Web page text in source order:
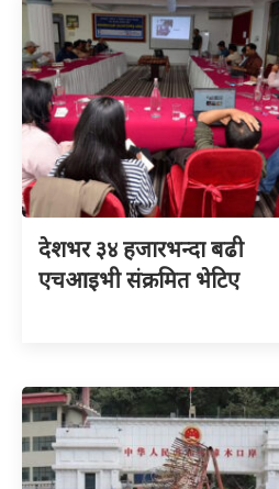
देशभर ३४ हजारभन्दा बढी
एचआइभी संक्रमित भेटिए